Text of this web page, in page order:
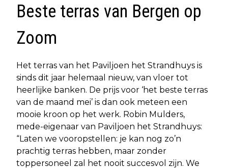
Beste terras van Bergen op
Zoom
Het terras van het Paviljoen het Strandhuys is
sinds dit jaar helemaal nieuw, van vloer tot
heerlijke banken. De prijs voor ‘het beste terras
van de maand mei’ is dan ook meteen een
mooie kroon op het werk. Robin Mulders,
mede-eigenaar van Paviljoen het Strandhuys:
“Laten we vooropstellen: je kan nog zo’n
prachtig terras hebben, maar zonder
toppersoneel zal het nooit succesvol zijn. We